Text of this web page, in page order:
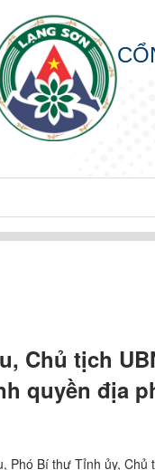
Chủ tịch
quyền địa
Phó Bí thư Tỉnh ủy,